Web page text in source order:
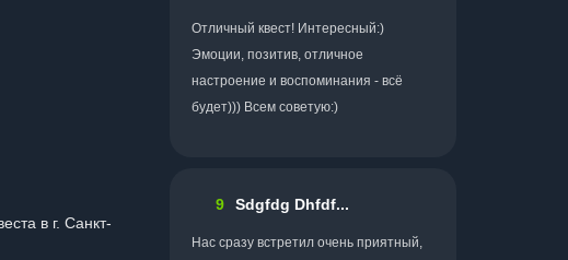
в г. Санкт-
Отличный квест! Интересный:)
Эмоции, позитив, отличное
настроение и воспоминания - всё
будет))) Всем советую:)
9 Sdgfdg Dhfdf...
Нас сразу встретил очень приятный,